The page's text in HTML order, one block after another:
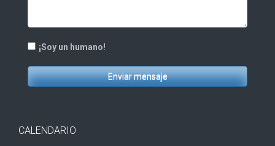
¡Soy un humano!
Enviar mensaje
CALENDARIO